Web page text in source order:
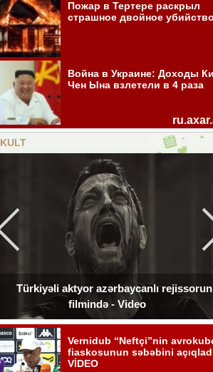
KULT
Türkiyəli aktyor azərbaycanlı rejissorun
filmində - Video